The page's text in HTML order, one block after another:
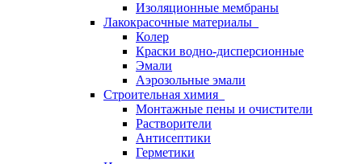
Изоляционные мембраны
Лакокрасочные материалы
Колер
Краски водно-дисперсионные
Эмали
Аэрозольные эмали
Строительная химия
Монтажные пены и очистители
Растворители
Антисептики
Герметики